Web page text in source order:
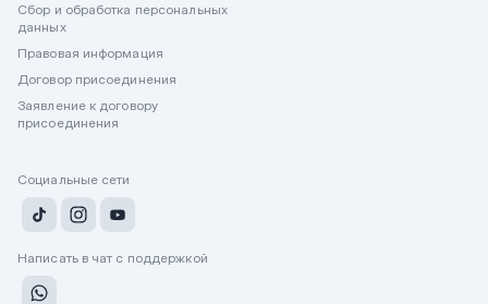
Сбор и обработка персональных
данных
Правовая информация
Договор присоединения
Заявление к договору
присоединения
Социальные сети
Написать в чат с поддержкой